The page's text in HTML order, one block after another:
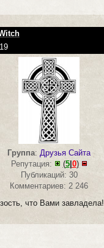
Группа: Друзья Сайта
Репутация:
(5| 0)
Публикаций: 30
Комментариев: 2 246
что Вами завладела!